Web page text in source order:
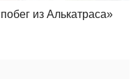
из Алькатраса»